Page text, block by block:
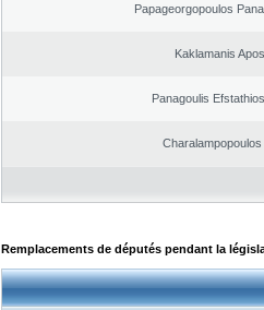
Papageorgopoulos
Kaklamanis
Panagoulis
Remplacements de députés pendant la